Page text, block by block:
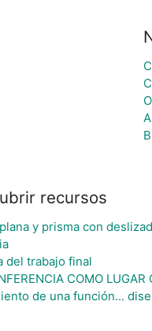
recursos
y prisma con
del trabajo final
COMO LUGAR
de una función...